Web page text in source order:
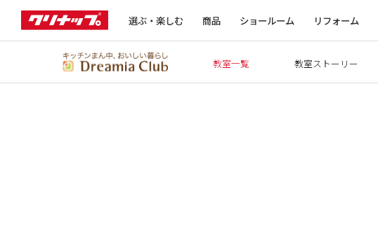
選ぶ・楽しむ 商品 ショールーム リフォーム
教室一覧 教室ストーリー